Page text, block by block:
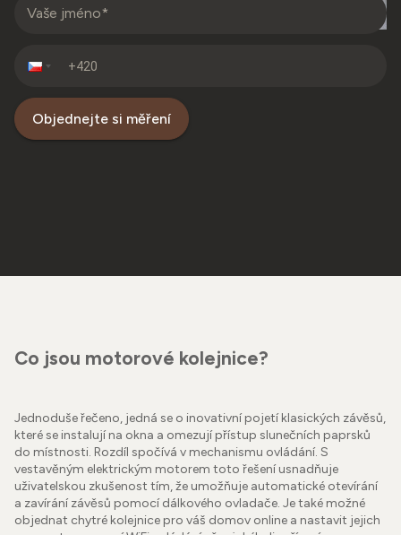
Objednejte si měření
Co jsou motorové kolejnice?
Jednoduše řečeno, jedná se o inovativní pojetí klasických závěsů,
které se instalují na okna a omezují přístup slunečních paprsků
do místnosti. Rozdíl spočívá v mechanismu ovládání. S
vestavěným elektrickým motorem toto řešení usnadňuje
uživatelskou zkušenost tím, že umožňuje automatické otevírání
a zavírání závěsů pomocí dálkového ovladače. Je také možné
objednat chytré kolejnice pro váš domov online a nastavit jejich